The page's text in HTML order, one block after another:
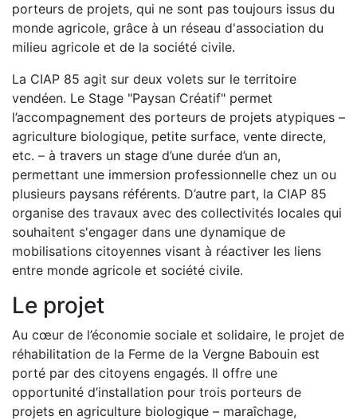
porteurs de projets, qui ne sont pas toujours issus du
monde agricole, grâce à un réseau d'association du
milieu agricole et de la société civile.
La CIAP 85 agit sur deux volets sur le territoire
vendéen. Le Stage "Paysan Créatif" permet
l’accompagnement des porteurs de projets atypiques –
agriculture biologique, petite surface, vente directe,
etc. – à travers un stage d’une durée d’un an,
permettant une immersion professionnelle chez un ou
plusieurs paysans référents. D’autre part, la CIAP 85
organise des travaux avec des collectivités locales qui
souhaitent s'engager dans une dynamique de
mobilisations citoyennes visant à réactiver les liens
entre monde agricole et société civile.
Le projet
Au cœur de l’économie sociale et solidaire, le projet de
réhabilitation de la Ferme de la Vergne Babouin est
porté par des citoyens engagés. Il offre une
opportunité d’installation pour trois porteurs de
projets en agriculture biologique – maraîchage,